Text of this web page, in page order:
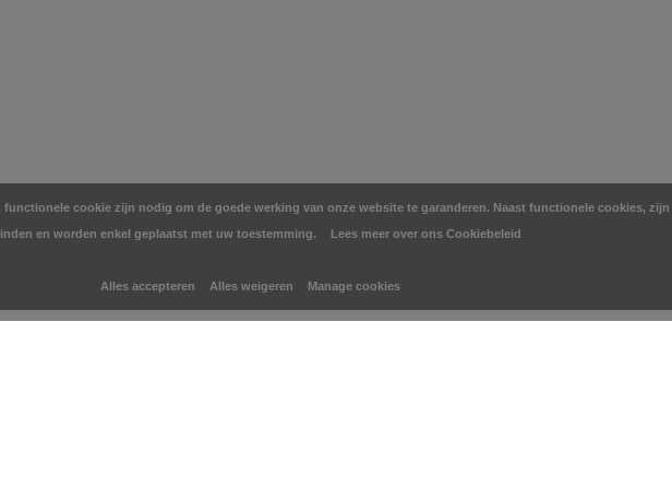
cookie zijn nodig om de goede werking van onze website te garanderen. Naast functionele cookies,
en worden enkel geplaatst met uw toestemming.
Lees meer over ons Cookiebeleid
Alles accepteren Alles weigeren Manage cookies